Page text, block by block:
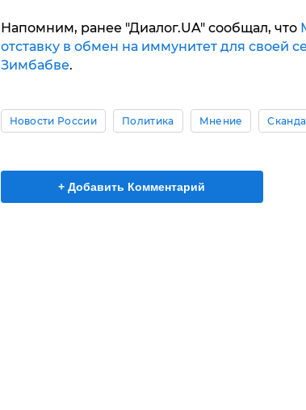
Напомним, ранее "Диалог.UA" сообщал, что
отставку в обмен на иммунитет для своей
Зимбабве.
Новости России Политика Мнение
+ Добавить Комментарий